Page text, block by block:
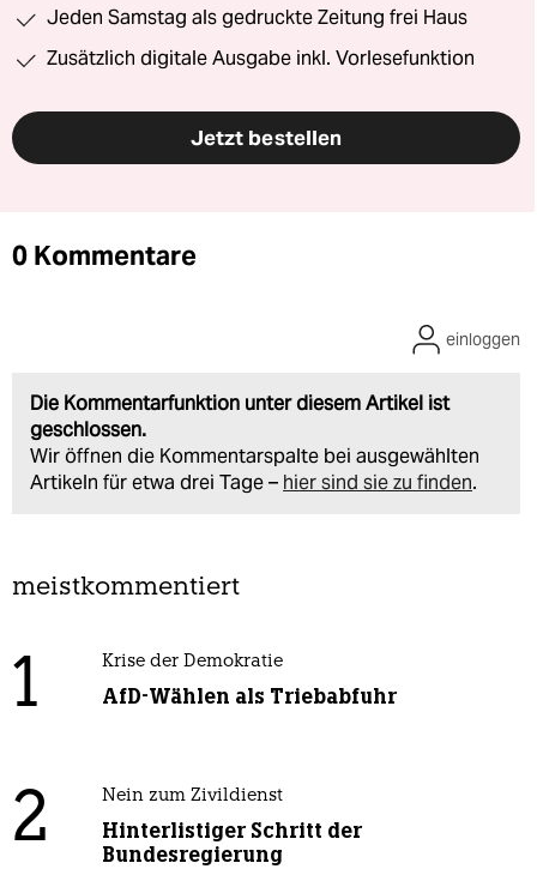
Jeden Samstag als gedruckte Zeitung frei Haus
Zusätzlich digitale Ausgabe inkl. Vorlesefunktion
Jetzt bestellen
0 Kommentare
Die Kommentarfunktion unter diesem Artikel ist
geschlossen.
Wir öffnen die Kommentarspalte bei ausgewählten
Artikeln für etwa drei Tage – hier sind sie zu finden.
einloggen
meistkommentiert
1 Krise der Demokratie
AfD-Wählen als Triebabfuhr
2 Nein zum Zivildienst
Hinterlistiger Schritt der
Bundesregierung